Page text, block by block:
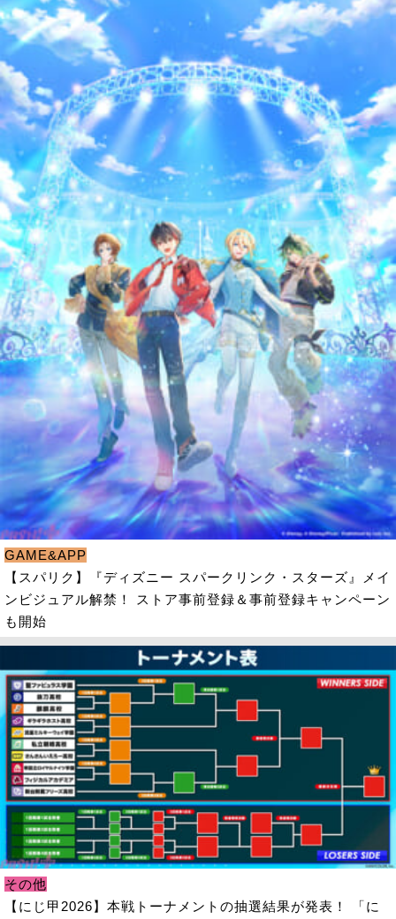
GAME&APP
【スパリク】『ディズニー スパークリンク・スターズ』メイ
ンビジュアル解禁！ ストア事前登録＆事前登録キャンペーン
も開始
その他
【にじ甲2026】本戦トーナメントの抽選結果が発表！ 「に